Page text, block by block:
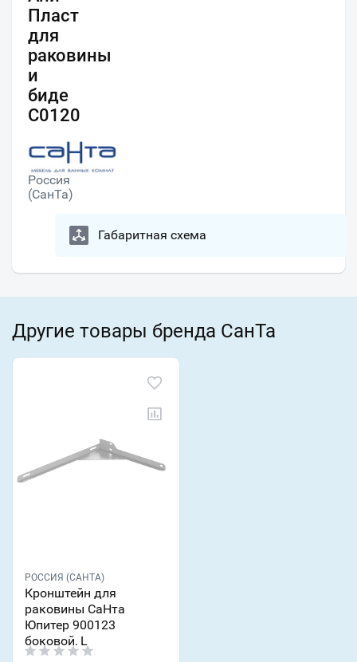
Пласт
для
раковины
и
биде
С0120
Россия
(СанТа)
Габаритная схема
Другие товары бренда СанТа
РОССИЯ (САНТА)
Кронштейн для
раковины СаНта
Юпитер 900123
боковой, L